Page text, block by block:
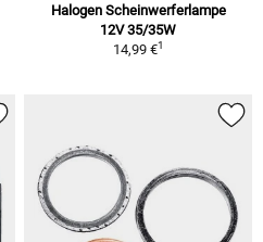
Halogen Scheinwerferlampe
12V 35/35W
14,99 €1